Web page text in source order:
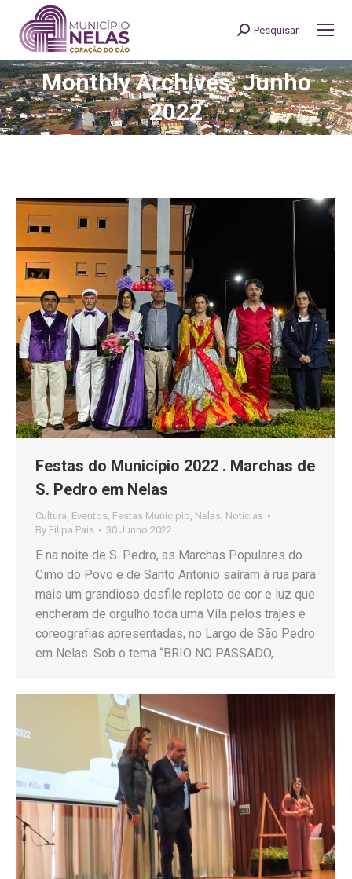
Search:
Pesquisar
Monthly Archives: Junho
2022
You are here:
Festas do Município 2022 . Marchas de
S. Pedro em Nelas
Cultura Eventos Festas Municipio Nelas Notícias
By Filipa Pais 30 Junho 2022
E na noite de S. Pedro, as Marchas Populares do
Cimo do Povo e de Santo António saíram à rua para
mais um grandioso desfile repleto de cor e luz que
encheram de orgulho toda uma Vila pelos trajes e
coreografias apresentadas, no Largo de São Pedro
em Nelas. Sob o tema “BRIO NO PASSADO,…